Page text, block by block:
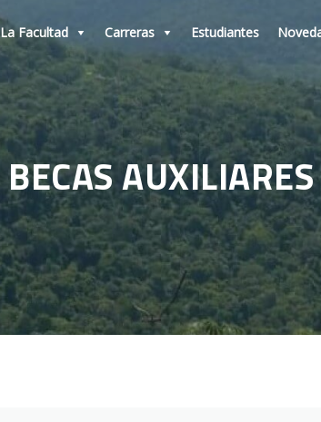
La Facultad Carreras Estudiantes
BECAS AUXILIARES